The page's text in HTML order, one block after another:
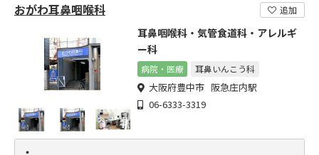
おがわ耳鼻咽喉科 追加
耳鼻咽喉科・気管食道科・アレルギ
ー科
病院・医療 耳鼻いんこう科
大阪府豊中市 阪急庄内駅
06-6333-3319
・